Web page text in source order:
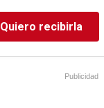
Quiero recibirla
Publicidad